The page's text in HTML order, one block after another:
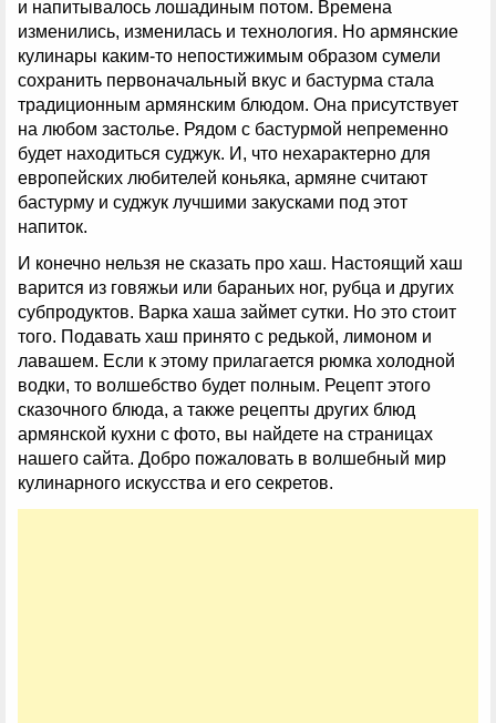
и напитывалось лошадиным потом. Времена
изменились, изменилась и технология. Но армянские
кулинары каким-то непостижимым образом сумели
сохранить первоначальный вкус и бастурма стала
традиционным армянским блюдом. Она присутствует
на любом застолье. Рядом с бастурмой непременно
будет находиться суджук. И, что нехарактерно для
европейских любителей коньяка, армяне считают
бастурму и суджук лучшими закусками под этот
напиток.
И конечно нельзя не сказать про хаш. Настоящий хаш
варится из говяжьи или бараньих ног, рубца и других
субпродуктов. Варка хаша займет сутки. Но это стоит
того. Подавать хаш принято с редькой, лимоном и
лавашем. Если к этому прилагается рюмка холодной
водки, то волшебство будет полным. Рецепт этого
сказочного блюда, а также рецепты других блюд
армянской кухни с фото, вы найдете на страницах
нашего сайта. Добро пожаловать в волшебный мир
кулинарного искусства и его секретов.